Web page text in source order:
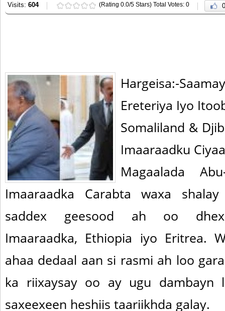
Visits: 604 (Rating 0.0/5 Stars) Total Votes: 0 0
Hargeisa:-
Ereteriya Iyo
Somaliland &
Imaaraadku
Magaalada
Imaaraadka Carabta waxa
saddex geesood ah oo
Imaaraadka, Ethiopia iyo Eritrea.
ahaa dedaal aan si rasmi ah loo
ka riixaysay oo ay ugu dambayn
saxeexeen heshiis taariikhda galay.